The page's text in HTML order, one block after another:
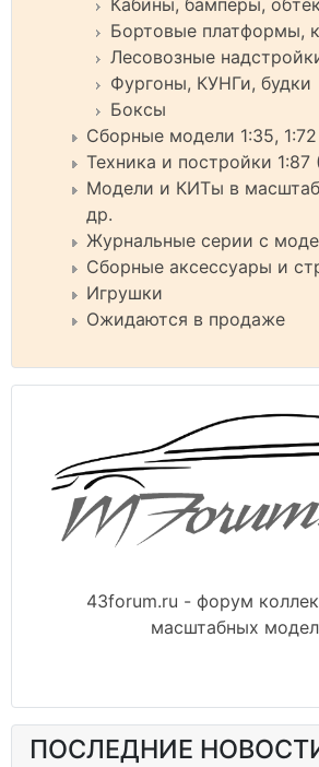
Бортовые платформы,
Лесовозные
Фургоны, КУНГи, будки
Боксы
Сборные модели 1:35,
Техника и постройки 1:87
Модели и КИТы в
др.
Журнальные серии с
Сборные аксессуары и
Игрушки
Ожидаются в продаже
43forum.ru - форум
масштабных
ПОСЛЕДНИЕ